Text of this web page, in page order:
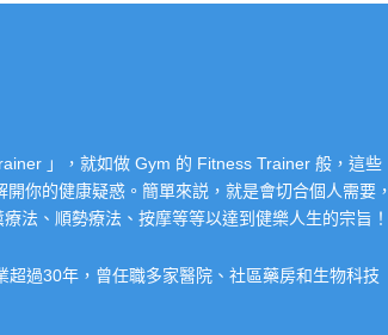
」，就如做 Gym 的 Fitness Trainer 般，這些
你的健康疑惑。簡單來説，就是會切合個人需要，
法、順勢療法、按摩等等以達到健樂人生的宗旨！
過30年，曾任職多家醫院、社區藥房和生物科技